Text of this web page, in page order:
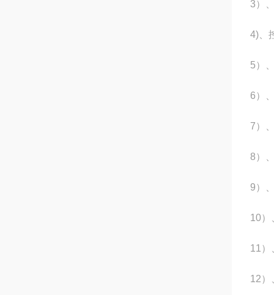
3）
4)
5）
6）
7）
8）
9）
10）
11 ）
12）